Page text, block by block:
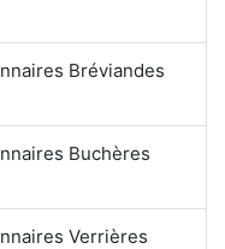
Bréviandes
Buchères
Verrières